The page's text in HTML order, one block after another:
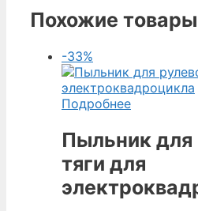
Похожие товары
-33%
Подробнее
Пыльник для
тяги для